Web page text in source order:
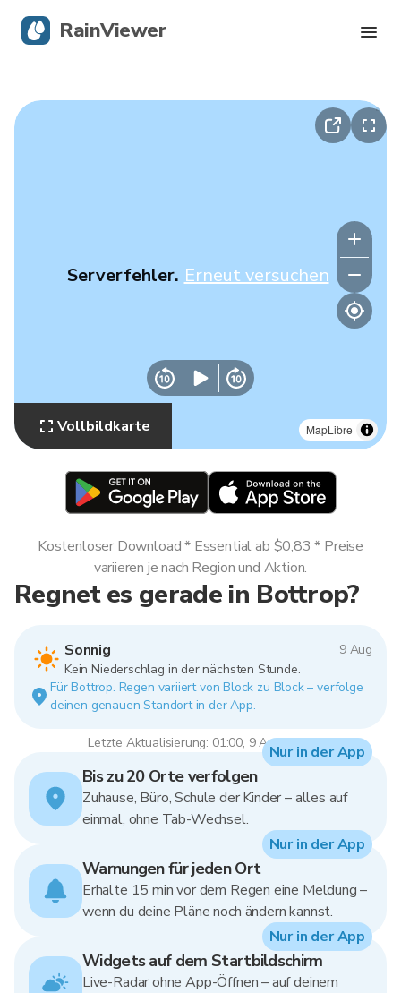
MapLibre
Serverfehler. Erneut versuchen
Vollbildkarte
Regnet es gerade in Bottrop?
Sonnig
9 Aug
Kein Niederschlag in der nächsten Stunde.
Für Bottrop. Regen variiert von Block zu Block – verfolge
deinen genauen Standort in der App.
Letzte Aktualisierung: 01:00, 9 Aug 2026
Kostenloser Download * Essential ab $0,83 * Preise
variieren je nach Region und Aktion.
Bis zu 20 Orte verfolgen
Zuhause, Büro, Schule der Kinder – alles auf
einmal, ohne Tab-Wechsel.
Nur in der App
Warnungen für jeden Ort
Erhalte 15 min vor dem Regen eine Meldung –
wenn du deine Pläne noch ändern kannst.
Nur in der App
Widgets auf dem Startbildschirm
Live-Radar ohne App-Öffnen – auf deinem
Nur in der App
RainViewer